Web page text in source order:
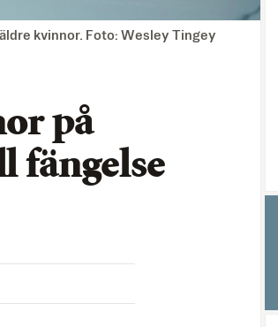
kvinnor. Foto: Wesley Tingey
på
fängelse